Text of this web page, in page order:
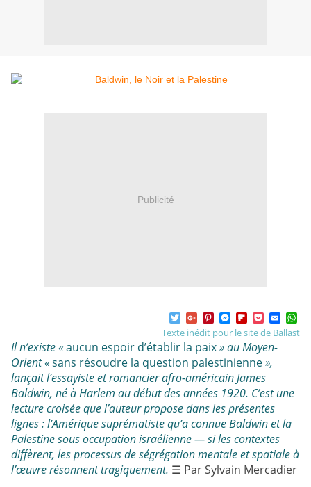
Publicité
a
c
e
b
o
o
k
T
w
i
t
t
e
r
G
o
o
g
l
e
+
P
i
n
t
e
r
e
s
t
a
c
e
b
o
o
k
M
e
s
s
e
n
g
l
i
p
b
o
a
r
d
P
o
c
k
e
t
E
m
a
h
a
Texte inédit pour le site de Ballast
Il n’existe «aucun espoir d’établir la paix» au Moyen-
Orient «sans résoudre la question palestinienne»,
lançait l’essayiste et romancier afro-américain James
Baldwin, né à Harlem au début des années 1920. C’est une
lecture croisée que l’auteur propose dans les présentes
lignes : l’Amérique suprématiste qu’a connue Baldwin et la
Palestine sous occupation israélienne —si les contextes
diffèrent, les processus de ségrégation mentale et spatiale à
l’œuvre résonnent tragiquement. ☰ Par Sylvain Mercadier